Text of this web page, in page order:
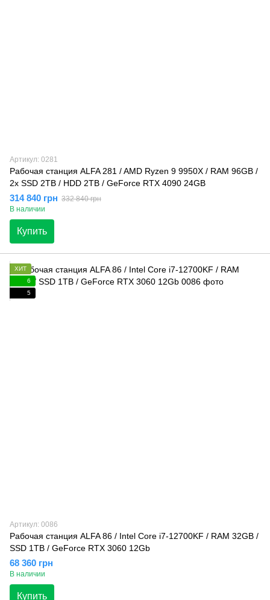
Артикул: 0281
Рабочая станция ALFA 281 / AMD Ryzen 9 9950X / RAM 96GB /
2x SSD 2TB / HDD 2TB / GeForce RTX 4090 24GB
314 840 грн 332 840 грн
В наличии
Купить
ХИТ
6
5
Артикул: 0086
Рабочая станция ALFA 86 / Intel Core i7-12700KF / RAM 32GB /
SSD 1TB / GeForce RTX 3060 12Gb
68 360 грн
В наличии
Купить